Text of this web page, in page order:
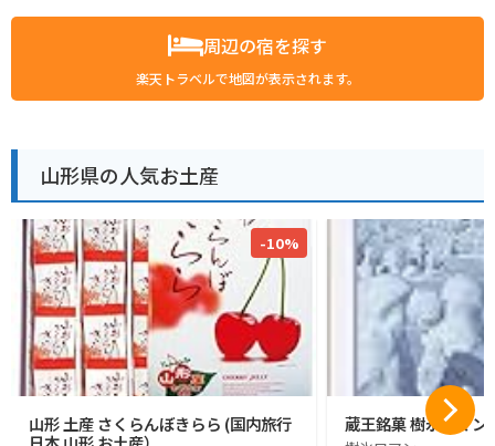
周辺の宿を探す
楽天トラベルで地図が表示されます。
山形県の人気お土産
-10%
山形 土産 さくらんぼきらら (国内旅行
蔵王銘菓 樹氷ロマン